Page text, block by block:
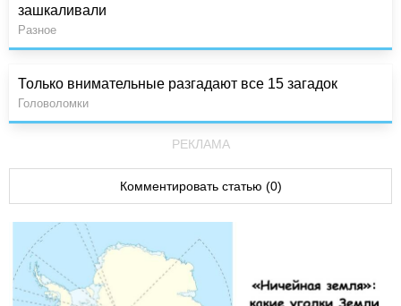
зашкаливали
Разное
Только внимательные разгадают все 15 загадок
Головоломки
РЕКЛАМА
Комментировать статью (0)